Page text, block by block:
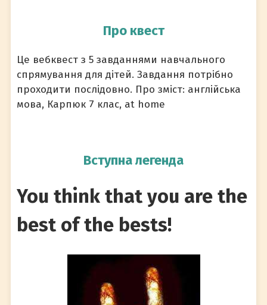
Про квест
Це вебквест з 5 завданнями навчального
спрямування для дітей. Завдання потрібно
проходити послідовно. Про зміст: англійська
мова, Карпюк 7 клас, at home
Вступна легенда
You think that you are the
best of the bests!